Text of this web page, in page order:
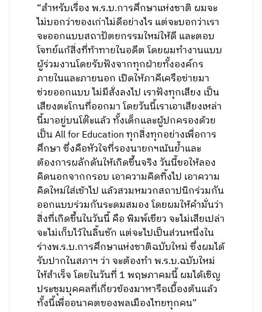
“สำหรับเรื่อง พ.ร.บ.การศึกษาแห่งชาติ ผมจะ
ไม่บอกว่าของเก่าไม่ดีอย่างไร แต่จะบอกว่าเรา
จะออกแบบสถาปัตยกรรมใหม่ให้ดี และตอบ
โจทย์แก้สิ่งที่ท้าทายในอดีต โดยผมทำงานแบบ
ผู้ร่วมงานโดยรับฟังจากทุกฝ่ายทั้งองค์กร
ภายในและภายนอก เปิดให้ภาคีเครือข่ายมา
ช่วยออกแบบ ไม่มีสั่งลงไป เราฟังทุกเสียง เป็น
เสียงตะโกนที่ออกมา โดยวันนี้เราเอาเสียงเหล่า
นี้มาอยู่บนโต๊ะแล้ว ทั้งเด็กและผู้ปกครองด้วย
เป็น All for Education ทุกสิ่งทุกอย่างเพื่อการ
ศึกษา ซึ่งคือหัวใจที่รองนายกฯเน้นย้ำและ
ต้องการผลักดันให้เกิดขึ้นจริง วันนี้ขอให้ลอง
คิดนอกจากกรอบ เอาความคิดทิ้งไป เอาความ
คิดใหม่ใส่เข้าไป แล้วสวมหมวกสถาปนิกร่วมกัน
ออกแบบร่วมกันระดมสมอง โดยผมให้คำมั่นว่า
สิ่งที่เกิดขึ้นในวันนี้ คือ พิมพ์เขียว จะไม่เสียเปล่า
จะไม่เก็บไว้ในลิ้นชัก แต่จะไปเป็นส่วนหนึ่งใน
ร่างพ.ร.บ.การศึกษาแห่งชาติฉบับใหม่ ซึ่งผมได้
รับปากในสภาฯ ว่า จะต้องทำ พ.ร.บ.ฉบับใหม่
ให้สำเร็จ โดยในวันที่ 1 พฤษภาคมนี้ ผมได้เชิญ
ประชุมบุคคลที่เกี่ยวข้องมาหารือเบื้องต้นแล้ว
ทั้งนี้เพื่ออนาคตของพลเมืองไทยทุกคน”